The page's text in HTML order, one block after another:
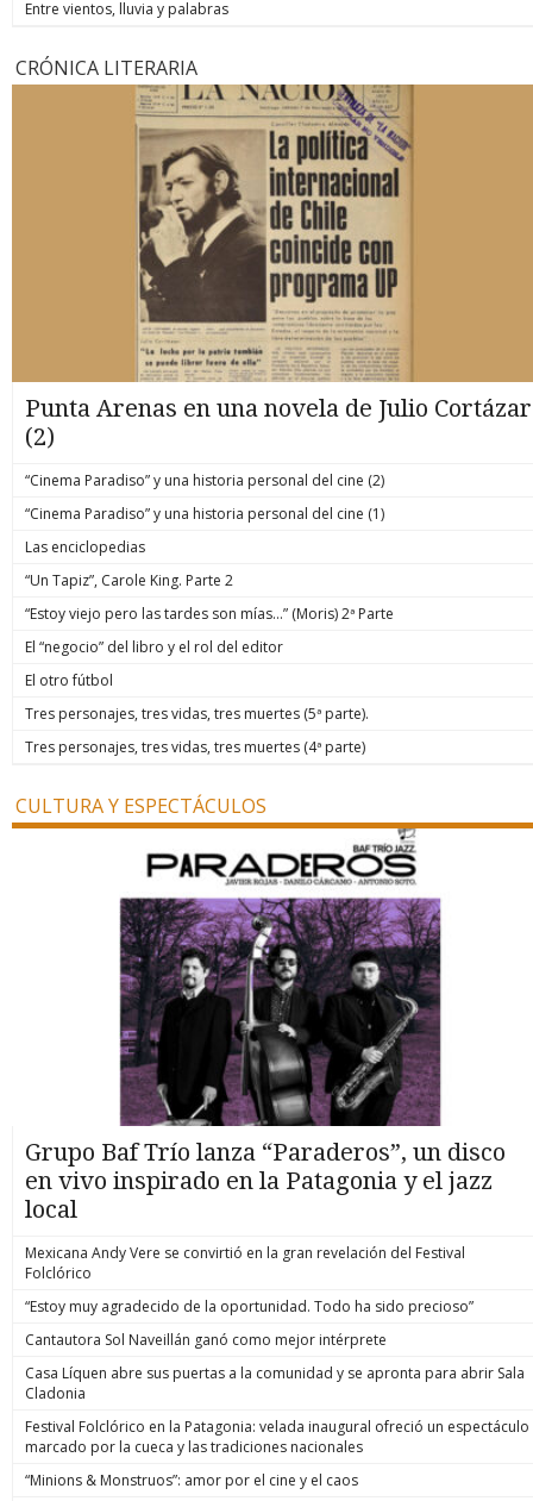
Entre vientos, lluvia y palabras
CRÓNICA LITERARIA
Punta Arenas en una novela de Julio Cortázar
(2)
“Cinema Paradiso” y una historia personal del cine (2)
“Cinema Paradiso” y una historia personal del cine (1)
Las enciclopedias
“Un Tapiz”, Carole King. Parte 2
“Estoy viejo pero las tardes son mías…” (Moris) 2ª Parte
El “negocio” del libro y el rol del editor
El otro fútbol
Tres personajes, tres vidas, tres muertes (5ª parte).
Tres personajes, tres vidas, tres muertes (4ª parte)
CULTURA Y ESPECTÁCULOS
Grupo Baf Trío lanza “Paraderos”, un disco
en vivo inspirado en la Patagonia y el jazz
local
Mexicana Andy Vere se convirtió en la gran revelación del Festival
Folclórico
“Estoy muy agradecido de la oportunidad. Todo ha sido precioso”
Cantautora Sol Naveillán ganó como mejor intérprete
Casa Líquen abre sus puertas a la comunidad y se apronta para abrir Sala
Cladonia
Festival Folclórico en la Patagonia: velada inaugural ofreció un espectáculo
marcado por la cueca y las tradiciones nacionales
“Minions & Monstruos”: amor por el cine y el caos